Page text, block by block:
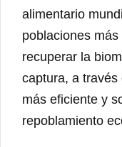
alimentario
poblaciones
recuperar la
captura, a través
más eficiente y
repoblamiento